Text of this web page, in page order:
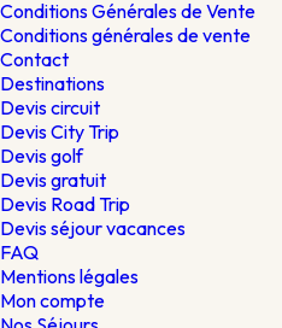
Conditions Générales de Vente
Conditions générales de vente
Contact
Destinations
Devis circuit
Devis City Trip
Devis golf
Devis gratuit
Devis Road Trip
Devis séjour vacances
FAQ
Mentions légales
Mon compte